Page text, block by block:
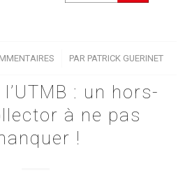
/ PAR PATRICK GUERINET
: un hors-
à ne pas
!